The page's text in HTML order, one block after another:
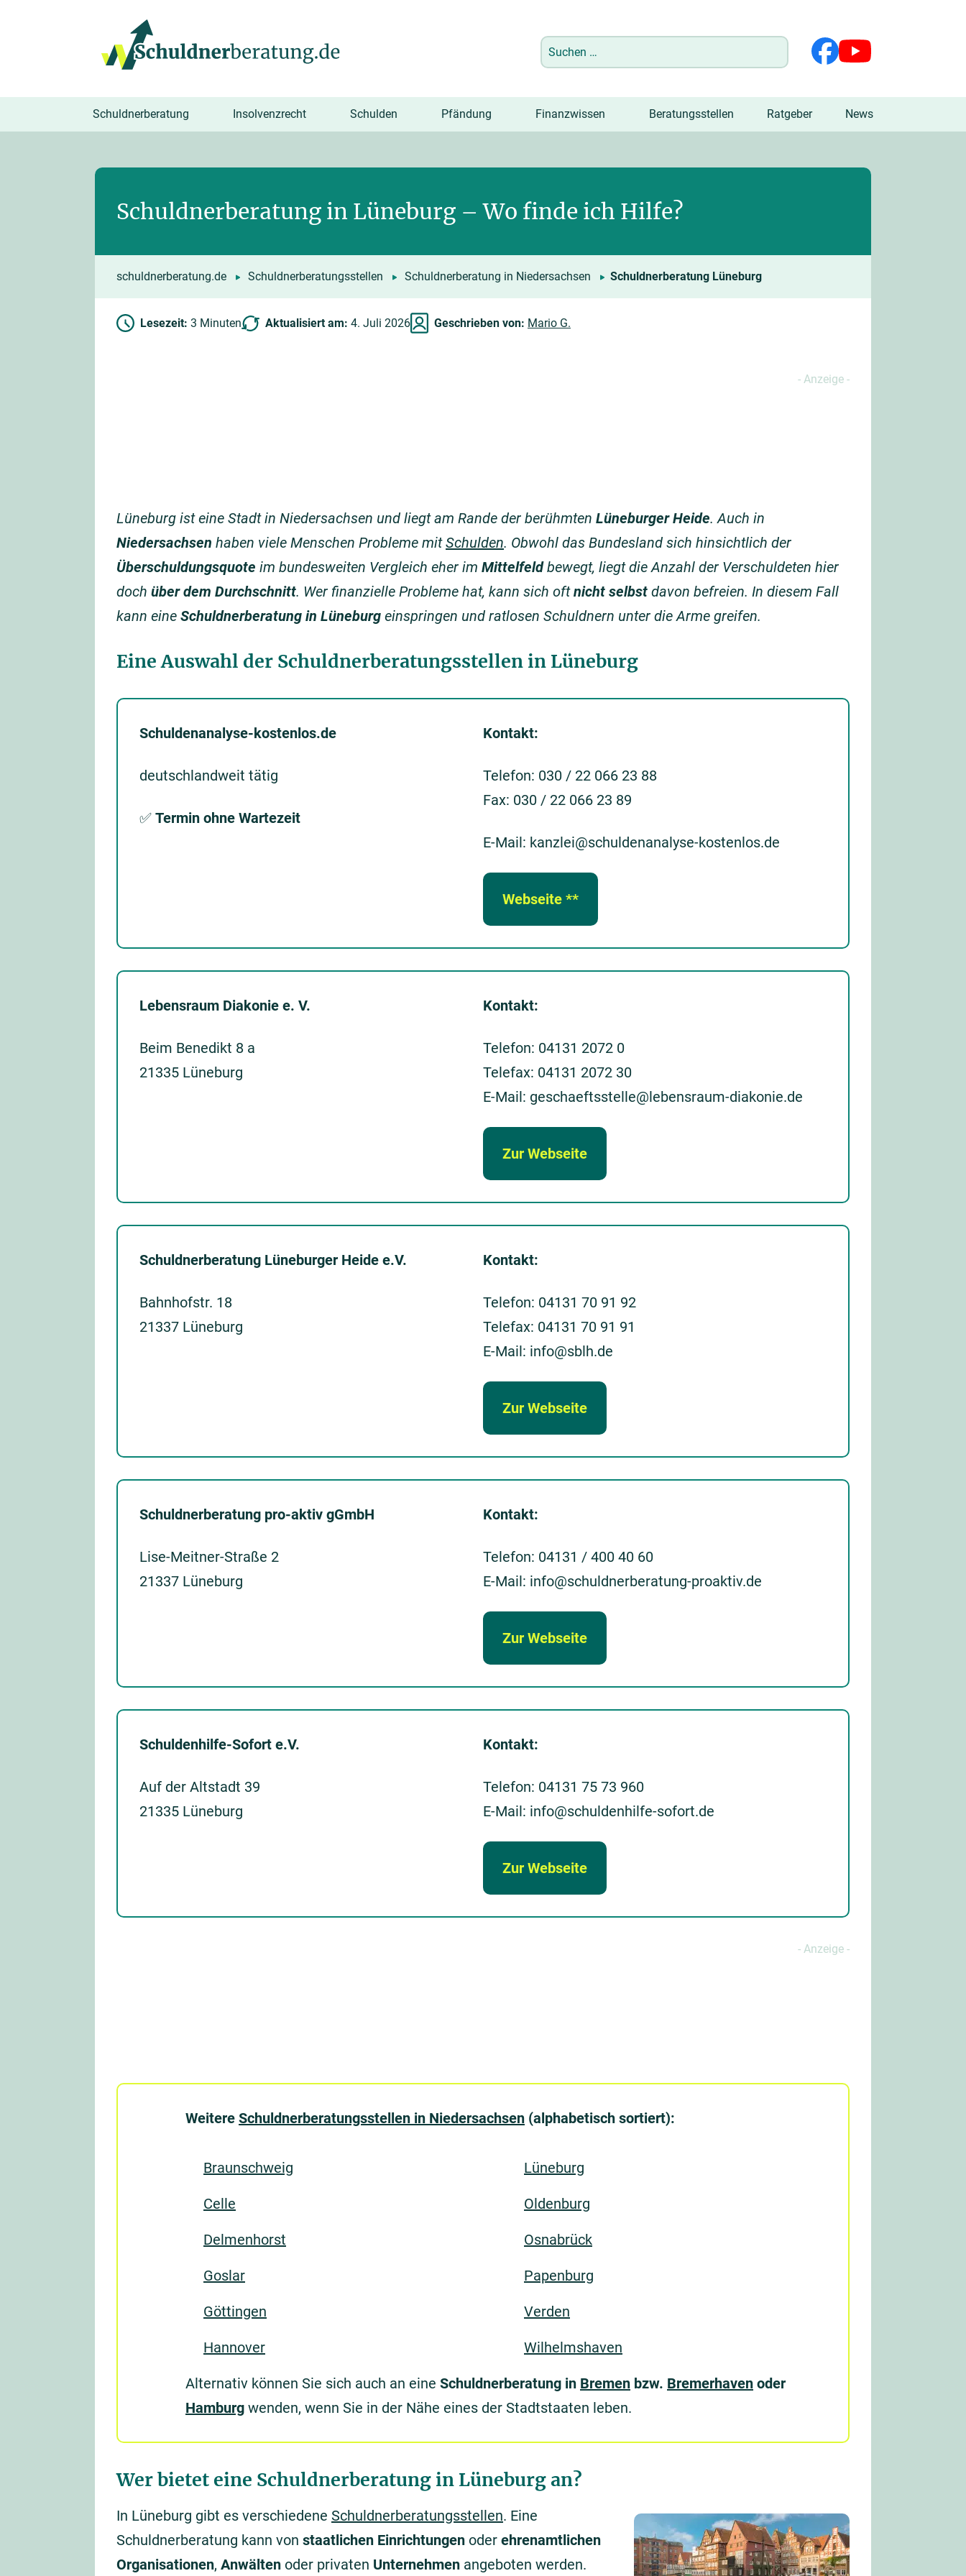
Suchen
nach:
Schuldnerberatung Insolvenzrecht Schulden Pfändung Finanzwissen Beratungsstellen Ratgeber News
Schuldnerberatung in Lüneburg – Wo finde ich Hilfe?
schuldnerberatung.de Schuldnerberatungsstellen Schuldnerberatung in Niedersachsen Schuldnerberatung Lüneburg
Lesezeit: 3 Minuten Aktualisiert am: 4. Juli 2026 Geschrieben von: Mario G.
Lüneburg ist eine Stadt in Niedersachsen und liegt am Rande der berühmten Lüneburger Heide. Auch in
Niedersachsen haben viele Menschen Probleme mitSchulden. Obwohl das Bundesland sich hinsichtlich der
Überschuldungsquote im bundesweiten Vergleich eher im Mittelfeldbewegt, liegt die Anzahl der Verschuldeten hier
doch über dem Durchschnitt. Wer finanzielle Probleme hat, kann sich oftnicht selbst davon befreien. In diesem Fall
kann eine Schuldnerberatung in Lüneburg einspringen und ratlosen Schuldnern unter die Arme greifen.
Eine Auswahl der Schuldnerberatungsstellen in Lüneburg
Schuldenanalyse-kostenlos.de
deutschlandweit tätig
✅ Termin ohne Wartezeit
Kontakt:
Telefon: 030 / 22 066 23 88
Fax: 030 / 22 066 23 89
E-Mail: kanzlei@schuldenanalyse-kostenlos.de
Webseite **
Lebensraum Diakonie e. V.
Beim Benedikt 8 a
21335 Lüneburg
Kontakt:
Telefon: 04131 2072 0
Telefax: 04131 2072 30
E-Mail: geschaeftsstelle@lebensraum-diakonie.de
Zur Webseite
Schuldnerberatung Lüneburger Heide e.V.
Bahnhofstr. 18
21337 Lüneburg
Kontakt:
Telefon: 04131 70 91 92
Telefax: 04131 70 91 91
E-Mail: info@sblh.de
Zur Webseite
Schuldnerberatung pro-aktiv gGmbH
Lise-Meitner-Straße 2
21337 Lüneburg
Kontakt:
Telefon: 04131 / 400 40 60
E-Mail: info@schuldnerberatung-proaktiv.de
Zur Webseite
Schuldenhilfe-Sofort e.V.
Auf der Altstadt 39
21335 Lüneburg
Kontakt:
Telefon: 04131 75 73 960
E-Mail: info@schuldenhilfe-sofort.de
Zur Webseite
Weitere Schuldnerberatungsstellen in Niedersachsen (alphabetisch sortiert):
Braunschweig
Celle
Delmenhorst
Goslar
Göttingen
Hannover
Lüneburg
Oldenburg
Osnabrück
Papenburg
Verden
Wilhelmshaven
Alternativ können Sie sich auch an eine Schuldnerberatung in Bremen bzw. Bremerhaven oder
Hamburg wenden, wenn Sie in der Nähe eines der Stadtstaaten leben.
Wer bietet eine Schuldnerberatung in Lüneburg an?
In Lüneburg gibt es verschiedene Schuldnerberatungsstellen. Eine
Schuldnerberatung kann von staatlichen Einrichtungen oder ehrenamtlichen
Organisationen, Anwälten oder privaten Unternehmen angeboten werden.